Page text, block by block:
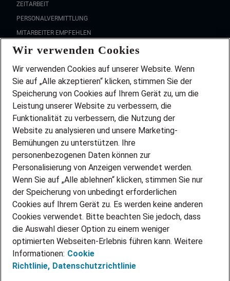
ZEITARBEIT
PERSONALVERMITTLUNG
MITARBEITER EMPFEHLEN
FAQ
Wir stellen ein!
DEINE BERUFSGRUPPE
DEINE LEBENSSITUATION
PARTNERSHIP WITH AIRBUS
INITIATIV BEWERBEN
ÜBER UNS
STANDORTE
BLOG
PRESSE
KONTAKT
@Adecco 2026
IMPRESSUM
DATENSCHUTZ
Wir verwenden Cookies
Wir verwenden Cookies auf unserer Website. Wenn
Sie auf „Alle akzeptieren“ klicken, stimmen Sie der
Speicherung von Cookies auf Ihrem Gerät zu, um die
Leistung unserer Website zu verbessern, die
Funktionalität zu verbessern, die Nutzung der
Website zu analysieren und unsere Marketing-
Bemühungen zu unterstützen. Ihre
personenbezogenen Daten können zur
Personalisierung von Anzeigen verwendet werden.
Wenn Sie auf „Alle ablehnen“ klicken, stimmen Sie nur
der Speicherung von unbedingt erforderlichen
Cookies auf Ihrem Gerät zu. Es werden keine anderen
Cookies verwendet. Bitte beachten Sie jedoch, dass
die Auswahl dieser Option zu einem weniger
optimierten Webseiten-Erlebnis führen kann. Weitere
Informationen: Cookie
Richtlinie, Datenschutzrichtlinie